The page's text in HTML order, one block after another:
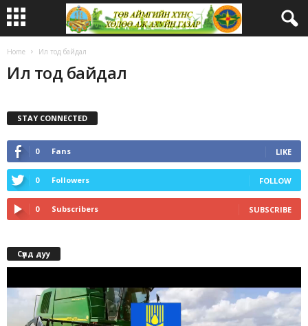
Home Ил тод байдал
Ил тод байдал
STAY CONNECTED
0 Fans LIKE
0 Followers FOLLOW
0 Subscribers SUBSCRIBE
Сүлд дуу
Player